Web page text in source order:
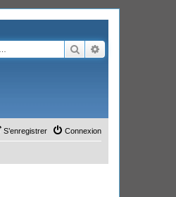
Rechercher
Connexion
S’enregistrer